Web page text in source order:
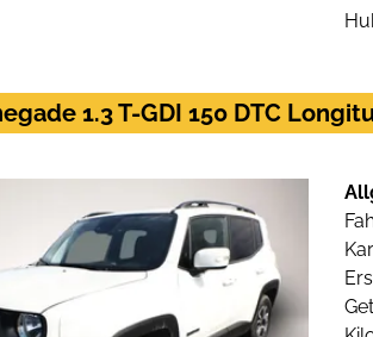
1.3 T-GDI 150 DTC